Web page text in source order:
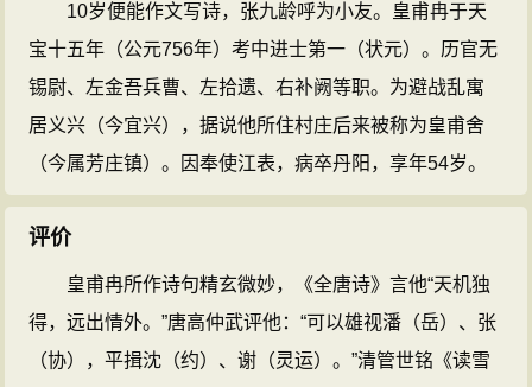
甫冉的名句(4条)
10岁便能作文写诗，张九龄呼为小友。皇甫冉于天
宝十五年（公元756年）考中进士第一（状元）。历官无
锡尉、左金吾兵曹、左拾遗、右补阙等职。为避战乱寓
居义兴（今宜兴），据说他所住村庄后来被称为皇甫舍
（今属芳庄镇）。因奉使江表，病卒丹阳，享年54岁。
评价
皇甫冉所作诗句精玄微妙，《全唐诗》言他“天机独
得，远出情外。”唐高仲武评他：“可以雄视潘（岳）、张
（协），平揖沈（约）、谢（灵运）。”清管世铭《读雪